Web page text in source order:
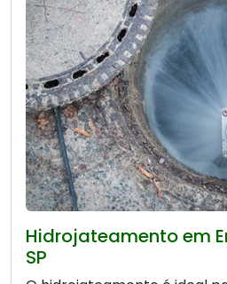
Hidrojateamento em
SP